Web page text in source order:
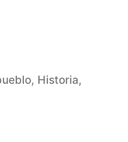
, Historia,